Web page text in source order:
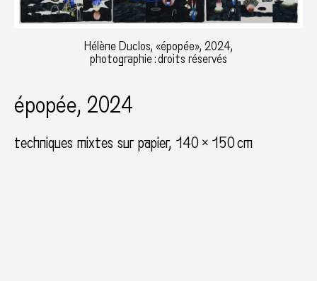
Hélène Duclos, «épopée», 2024,
photographie : droits réservés
épopée, 2024
techniques mixtes sur papier 140 × 150 cm